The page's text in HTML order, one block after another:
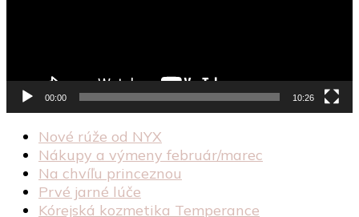
00:00 10:26
Nové rúže od NYX
Nákupy a výmeny február/marec
Na chvíľu princeznou
Prvé jarné lúče
Kórejská kozmetika Temperance